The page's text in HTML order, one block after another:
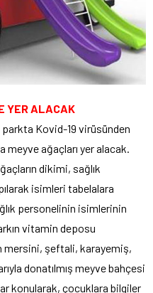
YER ALACAK
parkta Kovid-19 virüsünden
meyve ağaçları yer alacak.
dikimi, sağlık
isimleri tabelalara
personelinin isimlerinin
vitamin deposu
mersini, şeftali, karayemiş,
donatılmış meyve bahçesi
konularak, çocuklara bilgiler